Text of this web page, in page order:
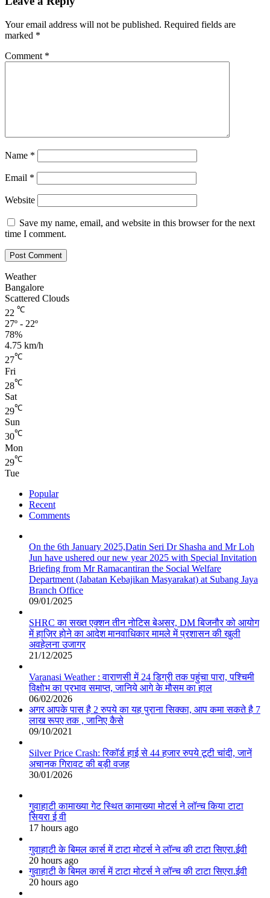
Your email address will not be published. Required fields are
marked *
Comment *
Name *
Email *
Website
Save my name, email, and website in this browser for the next
time I comment.
Weather
Bangalore
Scattered Clouds
22 ℃
27º - 22º
78%
4.75 km/h
27℃
Fri
28℃
Sat
29℃
Sun
30℃
Mon
29℃
Tue
Popular
Recent
Comments
On the 6th January 2025,Datin Seri Dr Shasha and Mr Loh
Jun have ushered our new year 2025 with Special Invitation
Briefing from Mr Ramacantiran the Social Welfare
Department (Jabatan Kebajikan Masyarakat) at Subang Jaya
Branch Office
09/01/2025
SHRC का सख्त एक्शन तीन नोटिस बेअसर, DM बिजनौर को आयोग
में हाज़िर होने का आदेश मानवाधिकार मामले में प्रशासन की खुली
अवहेलना उजागर
21/12/2025
Varanasi Weather : वाराणसी में 24 डिग्री तक पहुंचा पारा, पश्चिमी
विक्षोभ का प्रभाव समाप्त, जानिये आगे के मौसम का हाल
06/02/2026
अगर आपके पास है 2 रुपये का यह पुराना सिक्का, आप कमा सकते है 7
लाख रूपए तक , जानिए कैसे
09/10/2021
Silver Price Crash: रिकॉर्ड हाई से 44 हजार रुपये टूटी चांदी, जानें
अचानक गिरावट की बड़ी वजह
30/01/2026
गुवाहाटी कामाख्या गेट स्थित कामाख्या मोटर्स ने लॉन्च किया टाटा
सियरा ई वी
17 hours ago
गुवाहाटी के बिमल कार्स में टाटा मोटर्स ने लॉन्च की टाटा सिएरा.ईवी
20 hours ago
गुवाहाटी के बिमल कार्स में टाटा मोटर्स ने लॉन्च की टाटा सिएरा.ईवी
20 hours ago